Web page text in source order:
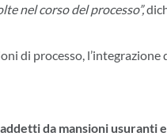
nel corso del processo”,
di processo,
da mansioni usuranti